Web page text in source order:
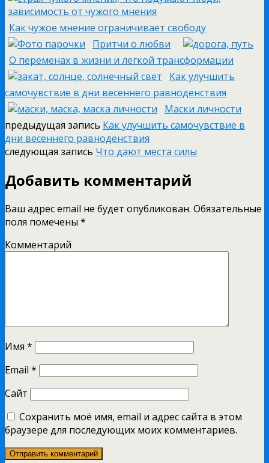
Как чужое мнение ограничивает свободу
Притчи о любви
О переменах в жизни и легкой трансформации
Как улучшить
самочувствие в дни весеннего равноденствия
Маски личности
предыдущая запись Как улучшить самочувствие в
дни весеннего равноденствия
следующая запись Что дают места силы
Добавить комментарий
Ваш адрес email не будет опубликован. Обязательные
поля помечены *
Комментарий
Имя *
Email *
Сайт
Сохранить моё имя, email и адрес сайта в этом
браузере для последующих моих комментариев.